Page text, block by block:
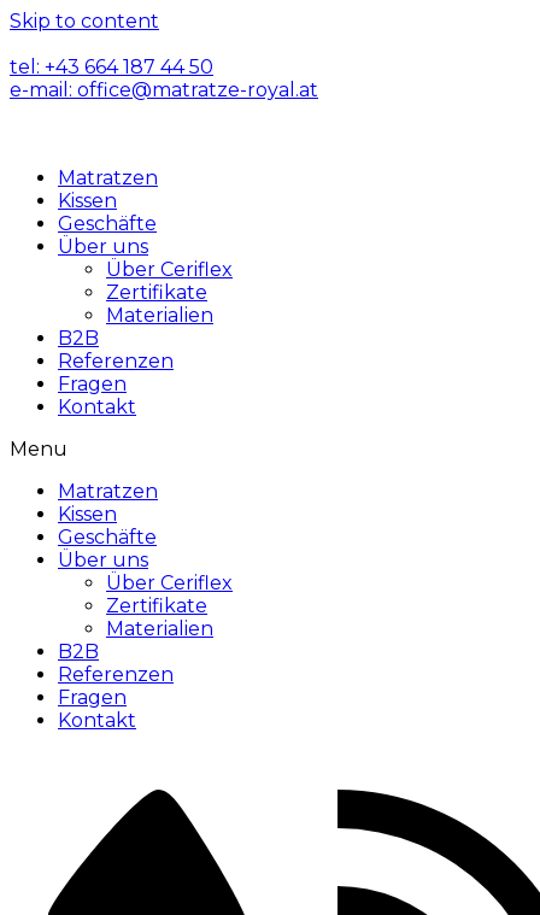
Skip to content
tel: +43 664 187 44 50
e-mail: office@matratze-royal.at
Matratzen
Kissen
Geschäfte
Über uns
Über Ceriflex
Zertifikate
Materialien
B2B
Referenzen
Fragen
Kontakt
Menu
Matratzen
Kissen
Geschäfte
Über uns
Über Ceriflex
Zertifikate
Materialien
B2B
Referenzen
Fragen
Kontakt